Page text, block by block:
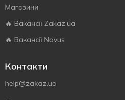
Магазини
🔥 Вакансії Zakaz.ua
🔥 Вакансії Novus
Контакти
help@zakaz.ua